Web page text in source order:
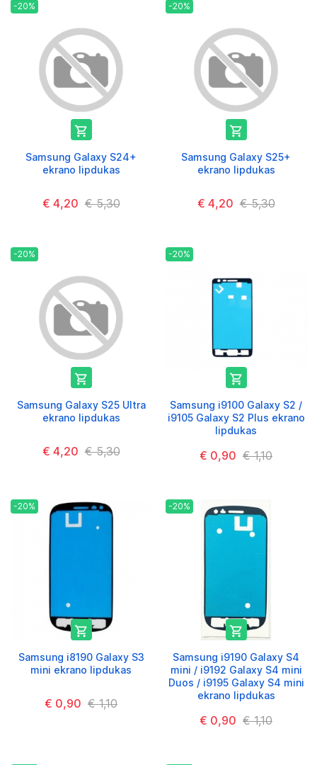
-20%

Samsung Galaxy S24+
ekrano lipdukas
€ 4,20 € 5,30
-20%

Samsung Galaxy S25+
ekrano lipdukas
€ 4,20 € 5,30
-20%

Samsung Galaxy S25 Ultra
ekrano lipdukas
€ 4,20 € 5,30
-20%

Samsung i9100 Galaxy S2 /
i9105 Galaxy S2 Plus ekrano
lipdukas
€ 0,90 € 1,10
-20%

Samsung i8190 Galaxy S3
mini ekrano lipdukas
€ 0,90 € 1,10
-20%

Samsung i9190 Galaxy S4
mini / i9192 Galaxy S4 mini
Duos / i9195 Galaxy S4 mini
ekrano lipdukas
€ 0,90 € 1,10